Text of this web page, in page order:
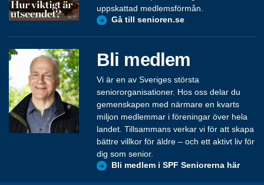
uppskattad medlemsförmån.
Gå till senioren.se
Bli medlem
Vi är en av Sveriges största
seniororganisationer. Hos oss delar du
gemenskapen med närmare en kvarts
miljon medlemmar i föreningar över hela
landet. Tillsammans verkar vi för att skapa
bättre villkor för äldre – och ett aktivt liv för
dig som senior.
Bli medlem i SPF Seniorerna här